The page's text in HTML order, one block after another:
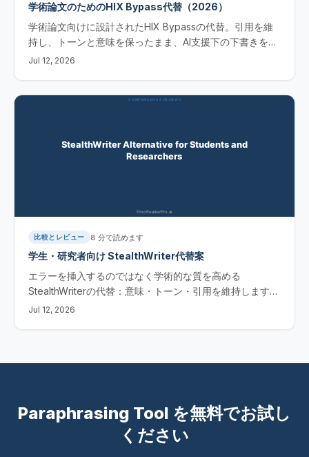
学術論文のためのHIX Bypass代替（2026）
学術論文向けに設計されたHIX Bypassの代替。引用を維
持し、トーンと意味を保ったまま、AI支援下の下書きを人
間らしくします。今すぐ無料でお試しください。
Jul 12, 2026
比較とレビュー 8 分で読めます
学生・研究者向け StealthWriter代替案
エラーを挿入するのではなく学術的な質を高める
StealthWriterの代替：意味・トーン・引用を維持します。
アカデミック・ヒューマナイザー（無料）をお試しくださ
Jul 12, 2026
Paraphrasing Tool を無料でお試し
ください